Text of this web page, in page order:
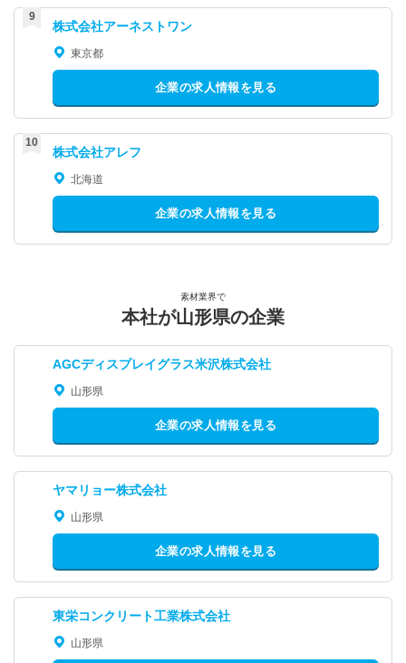
株式会社アーネストワン
東京都
企業の求人情報を見る
株式会社アレフ
北海道
企業の求人情報を見る
素材業界で
本社が山形県の企業
AGCディスプレイグラス米沢株式会社
山形県
企業の求人情報を見る
ヤマリョー株式会社
山形県
企業の求人情報を見る
東栄コンクリート工業株式会社
山形県